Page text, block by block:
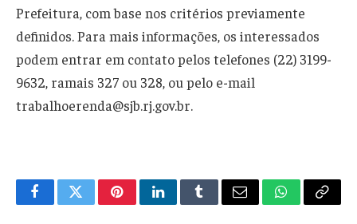
Prefeitura, com base nos critérios previamente
definidos. Para mais informações, os interessados
podem entrar em contato pelos telefones (22) 3199-
9632, ramais 327 ou 328, ou pelo e-mail
trabalhoerenda@sjb.rj.gov.br.
FacebookTwitterPinterestLinkedInTumblrEmail WhatsApp
Copy